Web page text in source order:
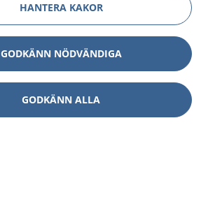
HANTERA KAKOR
GODKÄNN NÖDVÄNDIGA
GODKÄNN ALLA